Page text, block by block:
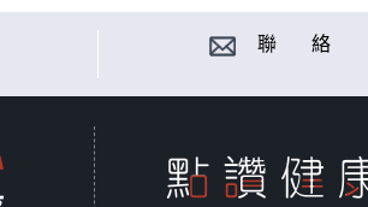
聯 絡